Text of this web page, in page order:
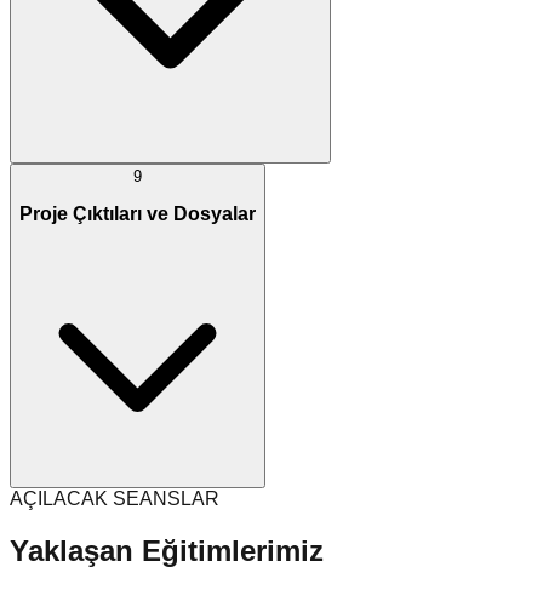
9
Proje Çıktıları ve Dosyalar
AÇILACAK SEANSLAR
Yaklaşan Eğitimlerimiz